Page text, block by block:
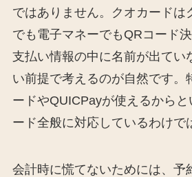
ではありません。クオカードは
でも電子マネーでもQRコード
支払い情報の中に名前が出てい
い前提で考えるのが自然です。
ードやQUICPayが使えるから
ード全般に対応しているわけで
会計時に慌てないためには、予